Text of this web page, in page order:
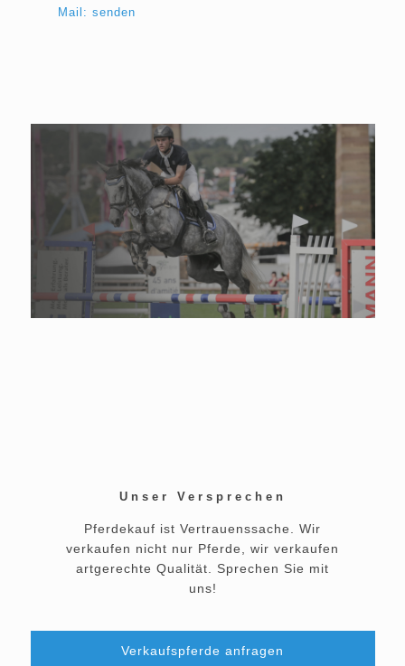
Mail: senden
Unser Versprechen
Pferdekauf ist Vertrauenssache. Wir
verkaufen nicht nur Pferde, wir verkaufen
artgerechte Qualität. Sprechen Sie mit
uns!
Verkaufspferde anfragen